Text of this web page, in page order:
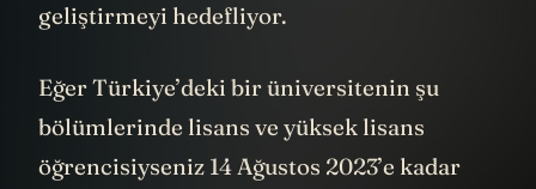
geliştirmeyi hedefliyor.
Eğer Türkiye’deki bir üniversitenin şu
bölümlerinde lisans ve yüksek lisans
öğrencisiyseniz 14 Ağustos 2023’e kadar